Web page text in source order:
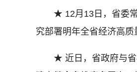
★ 12月13日，省委常
究部署明年全省经济高质
★ 近日，省政府与省检